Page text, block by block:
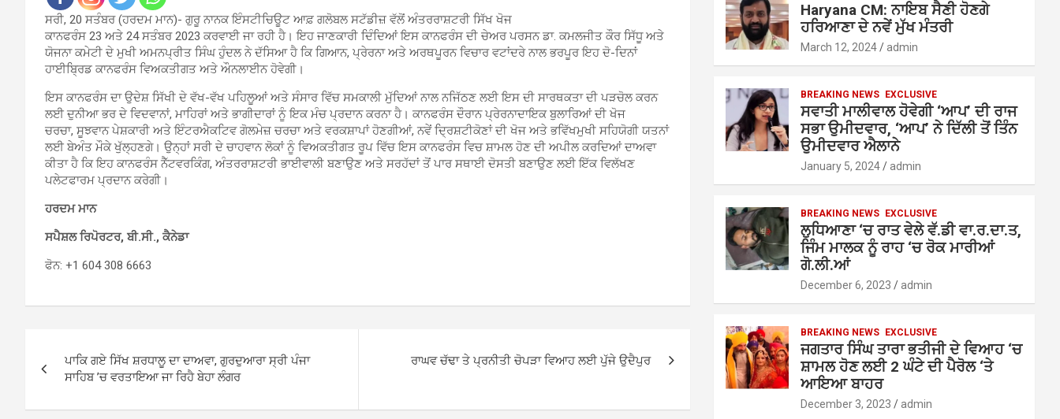
ਸਰੀ, 20 ਸਤੰਬਰ (ਹਰਦਮ ਮਾਨ)- ਗੁਰੂ ਨਾਨਕ ਇੰਸਟੀਚਿਊਟ ਆਫ਼ ਗਲੋਬਲ ਸਟੱਡੀਜ਼ ਵੱਲੋਂ ਅੰਤਰਰਾਸ਼ਟਰੀ ਸਿੱਖ ਖੋਜ
ਕਾਨਫਰੰਸ 23 ਅਤੇ 24 ਸਤੰਬਰ 2023 ਕਰਵਾਈ ਜਾ ਰਹੀ ਹੈ। ਇਹ ਜਾਣਕਾਰੀ ਦਿੰਦਿਆਂ ਇਸ ਕਾਨਫਰੰਸ ਦੀ ਚੇਅਰ ਪਰਸਨ ਡਾ. ਕਮਲਜੀਤ ਕੌਰ ਸਿੱਧੂ ਅਤੇ
ਯੋਜਨਾ ਕਮੇਟੀ ਦੇ ਮੁਖੀ ਅਮਨਪ੍ਰੀਤ ਸਿੰਘ ਹੁੰਦਲ ਨੇ ਦੱਸਿਆ ਹੈ ਕਿ ਗਿਆਨ, ਪ੍ਰੇਰਨਾ ਅਤੇ ਅਰਥਪੂਰਨ ਵਿਚਾਰ ਵਟਾਂਦਰੇ ਨਾਲ ਭਰਪੂਰ ਇਹ ਦੋ-ਦਿਨਾਂ
ਹਾਈਬ੍ਰਿਡ ਕਾਨਫਰੰਸ ਵਿਅਕਤੀਗਤ ਅਤੇ ਔਨਲਾਈਨ ਹੋਵੇਗੀ।
ਇਸ ਕਾਨਫਰੰਸ ਦਾ ਉਦੇਸ਼ ਸਿੱਖੀ ਦੇ ਵੱਖ-ਵੱਖ ਪਹਿਲੂਆਂ ਅਤੇ ਸੰਸਾਰ ਵਿੱਚ ਸਮਕਾਲੀ ਮੁੱਦਿਆਂ ਨਾਲ ਨਜਿੱਠਣ ਲਈ ਇਸ ਦੀ ਸਾਰਥਕਤਾ ਦੀ ਪੜਚੋਲ ਕਰਨ
ਲਈ ਦੁਨੀਆ ਭਰ ਦੇ ਵਿਦਵਾਨਾਂ, ਮਾਹਿਰਾਂ ਅਤੇ ਭਾਗੀਦਾਰਾਂ ਨੂੰ ਇਕ ਮੰਚ ਪ੍ਰਦਾਨ ਕਰਨਾ ਹੈ। ਕਾਨਫਰੰਸ ਦੌਰਾਨ ਪ੍ਰੇਰਨਾਦਾਇਕ ਬੁਲਾਰਿਆਂ ਦੀ ਖੋਜ
ਚਰਚਾ, ਸੂਝਵਾਨ ਪੇਸ਼ਕਾਰੀ ਅਤੇ ਇੰਟਰਐਕਟਿਵ ਗੋਲਮੇਜ਼ ਚਰਚਾ ਅਤੇ ਵਰਕਸ਼ਾਪਾਂ ਹੋਣਗੀਆਂ, ਨਵੇਂ ਦ੍ਰਿਸ਼ਟੀਕੋਣਾਂ ਦੀ ਖੋਜ ਅਤੇ ਭਵਿੱਖਮੁਖੀ ਸਹਿਯੋਗੀ ਯਤਨਾਂ
ਲਈ ਬੇਅੰਤ ਮੌਕੇ ਖੁੱਲ੍ਹਣਗੇ। ਉਨ੍ਹਾਂ ਸਰੀ ਦੇ ਚਾਹਵਾਨ ਲੋਕਾਂ ਨੂੰ ਵਿਅਕਤੀਗਤ ਰੂਪ ਵਿੱਚ ਇਸ ਕਾਨਫਰੰਸ ਵਿਚ ਸ਼ਾਮਲ ਹੋਣ ਦੀ ਅਪੀਲ ਕਰਦਿਆਂ ਦਾਅਵਾ
ਕੀਤਾ ਹੈ ਕਿ ਇਹ ਕਾਨਫਰੰਸ ਨੈੱਟਵਰਕਿੰਗ, ਅੰਤਰਰਾਸ਼ਟਰੀ ਭਾਈਵਾਲੀ ਬਣਾਉਣ ਅਤੇ ਸਰਹੱਦਾਂ ਤੋਂ ਪਾਰ ਸਥਾਈ ਦੋਸਤੀ ਬਣਾਉਣ ਲਈ ਇੱਕ ਵਿਲੱਖਣ
ਪਲੇਟਫਾਰਮ ਪ੍ਰਦਾਨ ਕਰੇਗੀ।
ਹਰਦਮ ਮਾਨ
ਸਪੈਸ਼ਲ ਰਿਪੋਰਟਰ, ਬੀ.ਸੀ., ਕੈਨੇਡਾ
ਫੋਨ: +1 604 308 6663
navigation
ਪਾਕਿ ਗਏ ਸਿੱਖ ਸ਼ਰਧਾਲੂ ਦਾ ਦਾਅਵਾ, ਗੁਰਦੁਆਰਾ ਸ੍ਰੀ ਪੰਜਾ
ਸਾਹਿਬ ’ਚ ਵਰਤਾਇਆ ਜਾ ਰਿਹੈ ਬੇਹਾ ਲੰਗਰ
ਰਾਘਵ ਚੱਢਾ ਤੇ ਪ੍ਰਨੀਤੀ ਚੋਪੜਾ ਵਿਆਹ ਲਈ ਪੁੱਜੇ ਉਦੈਪੁਰ
Haryana CM: ਨਾਇਬ ਸੈਣੀ ਹੋਣਗੇ
ਹਰਿਆਣਾ ਦੇ ਨਵੇਂ ਮੁੱਖ ਮੰਤਰੀ
March 12, 2024 admin
BREAKING NEWS EXCLUSIVE
ਸਵਾਤੀ ਮਾਲੀਵਾਲ ਹੋਵੇਗੀ ‘ਆਪ’ ਦੀ ਰਾਜ
ਸਭਾ ਉਮੀਦਵਾਰ, ‘ਆਪ’ ਨੇ ਦਿੱਲੀ ਤੋਂ ਤਿੰਨ
ਉਮੀਦਵਾਰ ਐਲਾਨੇ
January 5, 2024 admin
BREAKING NEWS EXCLUSIVE
ਲੁਧਿਆਣਾ ‘ਚ ਰਾਤ ਵੇਲੇ ਵੱ.ਡੀ ਵਾ.ਰ.ਦਾ.ਤ,
ਜਿੰਮ ਮਾਲਕ ਨੂੰ ਰਾਹ ‘ਚ ਰੋਕ ਮਾਰੀਆਂ
ਗੋ.ਲੀ.ਆਂ
December 6, 2023 admin
BREAKING NEWS EXCLUSIVE
ਜਗਤਾਰ ਸਿੰਘ ਤਾਰਾ ਭਤੀਜੀ ਦੇ ਵਿਆਹ ‘ਚ
ਸ਼ਾਮਲ ਹੋਣ ਲਈ 2 ਘੰਟੇ ਦੀ ਪੈਰੋਲ ‘ਤੇ
ਆਇਆ ਬਾਹਰ
December 3, 2023 admin